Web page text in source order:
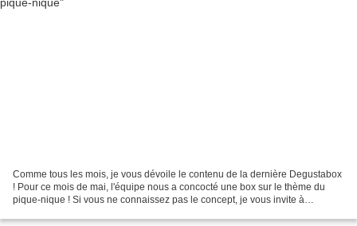
Comme tous les mois, je vous dévoile le contenu de la dernière Degustabox
! Pour ce mois de mai, l'équipe nous a concocté une box sur le thème du
pique-nique ! Si vous ne connaissez pas le concept, je vous invite à